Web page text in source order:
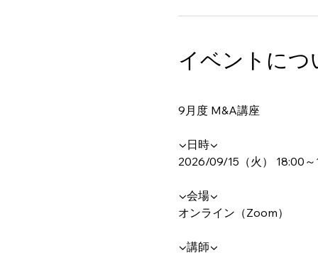
イベントにつ
9月度 M&A講座
▼日時▼
2026/09/15（火） 18:00～
▼会場▼
オンライン（Zoom）
▼講師▼